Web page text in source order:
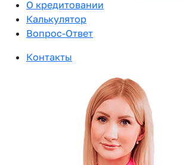
О кредитовании
Калькулятор
Вопрос-Ответ
Контакты